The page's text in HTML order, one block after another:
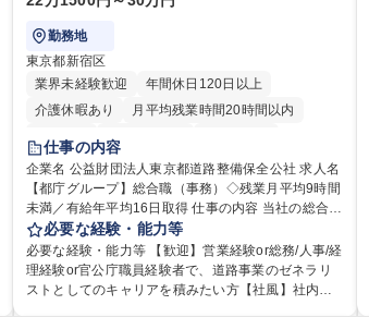
勤務地
東京都新宿区
業界未経験歓迎
年間休日120日以上
介護休暇あり
月平均残業時間20時間以内
転勤なし
住宅手当あり
研修あり
退職金あり
賞与あり
完全週休2日制
交通費支給
駅近5分以内
資格取得手当あり
食事補助あり
仕事の内容
企業名 公益財団法人東京都道路整備保全公社 求人名
【都庁グループ】総合職（事務）◇残業月平均9時間
未満／有給年平均16日取得 仕事の内容 当社の総合職
として、ジョブローテーションによる人事経理部門
や収益事業等のフロント部門の部署等幅広い部署で
の業務をお任せいたします。研修制度やキャリア支
援が充実しております！ ※下記業務詳細 【業務詳
必要な経験・能力等
必要な経験・能力等 【歓迎】営業経験or総務/人事/経
理経験or官公庁職員経験者で、道路事業のゼネラリ
ストとしてのキャリアを積みたい方【社風】社内関